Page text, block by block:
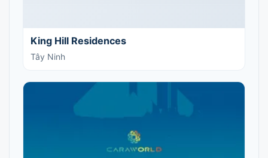
King Hill Residences
Tây Ninh